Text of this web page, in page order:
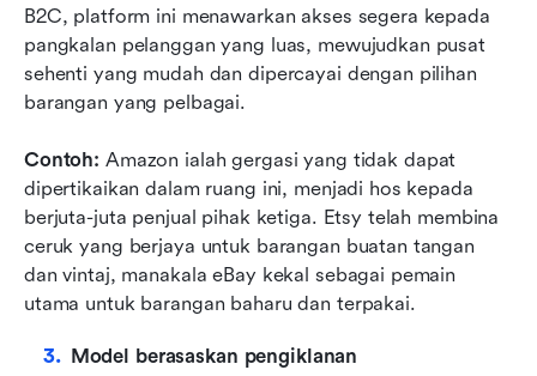
B2C, platform ini menawarkan akses segera kepada
pangkalan pelanggan yang luas, mewujudkan pusat
sehenti yang mudah dan dipercayai dengan pilihan
barangan yang pelbagai.
Contoh: Amazon ialah gergasi yang tidak dapat
dipertikaikan dalam ruang ini, menjadi hos kepada
berjuta-juta penjual pihak ketiga. Etsy telah membina
ceruk yang berjaya untuk barangan buatan tangan
dan vintaj, manakala eBay kekal sebagai pemain
utama untuk barangan baharu dan terpakai.
Model berasaskan pengiklanan